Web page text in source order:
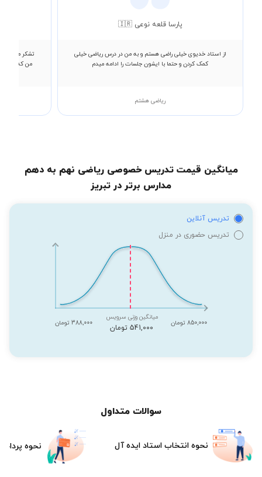
پارسا قلعه نوعی 🇮🇷
از استاد خدیوی خیلی راضی هستم و به من در درس ریاضی خیلی
کمک کردن و حتما با ایشون جلسات را ادامه میدم
ریاضی هشتم
تشکر میکنم
میانگین قیمت تدریس خصوصی ریاضی نهم به دهم
مدارس برتر در تبریز
تدریس آنلاین
تدریس حضوری در منزل
850,000 تومان
میانگین وزنی سرویس
541,000 تومان
388,000 تومان
سوالات متداول
نحوه انتخاب استاد ایده آل نحوه